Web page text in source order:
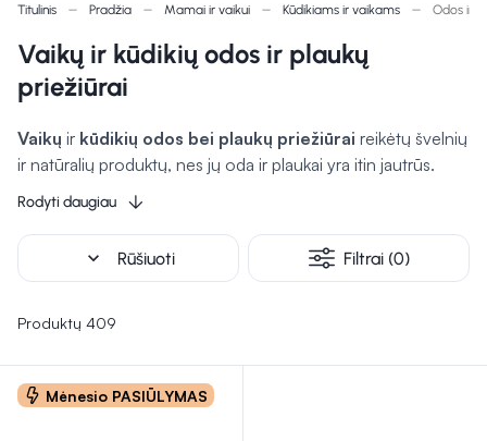
Titulinis Pradžia Mamai ir vaikui Kūdikiams ir vaikams Odos ir
Vaikų ir kūdikių odos ir plaukų
priežiūrai
Vaikų ir kūdikių odos bei plaukų priežiūrai reikėtų švelnių
ir natūralių produktų, nes jų oda ir plaukai yra itin jautrūs.
Derėtų naudoti drėkinančius kremus ir prausiklius, kurie
nesukelia dirginimo. Plaukų priežiūrai tinka švelnūs
šampūnai, skirti plaukų būklei palaikyti. Be to, natūralios
sudedamosios dalys, tokios kaip alijošius ar sviestmedžio
priemonių naudojimas užtikrins, kad vaiko oda ir plaukai
Rodyti daugiau
expand_more Rūšiuoti Filtrai (0)
Produktų 409
Mėnesio PASIŪLYMAS